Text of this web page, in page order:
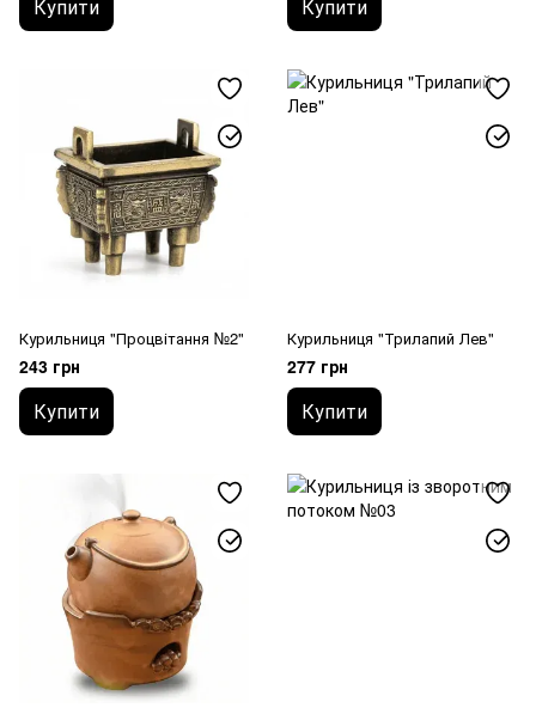
Купити Купити
Курильниця "Процвітання №2"
243 грн
Купити
Курильниця "Трилапий Лев"
277 грн
Купити